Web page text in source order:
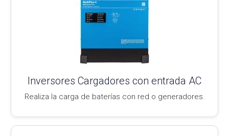
Inversores Cargadores con entrada AC
Realiza la carga de baterías con red o generadores.